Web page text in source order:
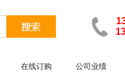
在线订购 公司业绩